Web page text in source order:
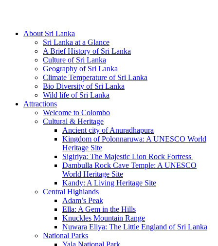
About Sri Lanka
Sri Lanka at a Glance
A Brief History of Sri Lanka
Culture of Sri Lanka
Geography of Sri Lanka
Climate Temperature of Sri Lanka
Bio Diversity of Sri Lanka
Wild life of Sri Lanka
Attractions
Welcome to Colombo
Cultural & Heritage
Ancient city of Anuradhapura
Kingdom of Polonnaruwa: A UNESCO World
Heritage Site
Sigiriya: The Majestic Lion Rock Fortress
Dambulla Rock Cave Temple: A UNESCO
World Heritage Site
Kandy: A Living Heritage Site
Central Highlands
Adam’s Peak
Ella: A Gem in the Hills
Knuckles Mountain Range
Nuwara Eliya: The Little England of Sri Lanka
National Parks
Yala National Park